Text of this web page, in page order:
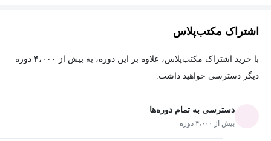
اشتراک مکتب‌پلاس
با خرید اشتراک مکتب‌پلاس، علاوه بر این دوره، به بیش از ۴،۰۰۰ دوره
دیگر دسترسی خواهید داشت.
دسترسی به تمام دوره‌ها
بیش از ۴،۰۰۰ دوره